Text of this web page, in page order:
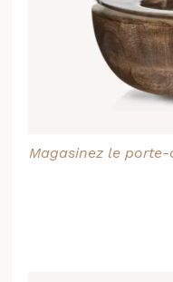
Magasinez le